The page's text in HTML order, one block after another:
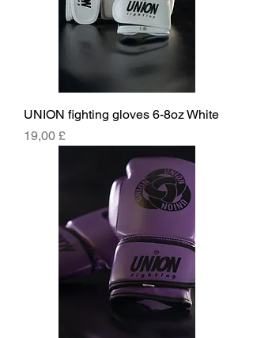
UNION fighting gloves 6-8oz White
Prezzo
19,00 £